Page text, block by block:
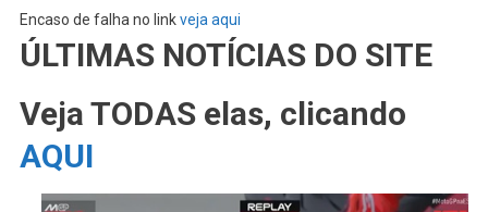
Encaso de falha no linkveja aqui
ÚLTIMAS NOTÍCIAS DO SITE
Veja TODAS elas, clicando
AQUI